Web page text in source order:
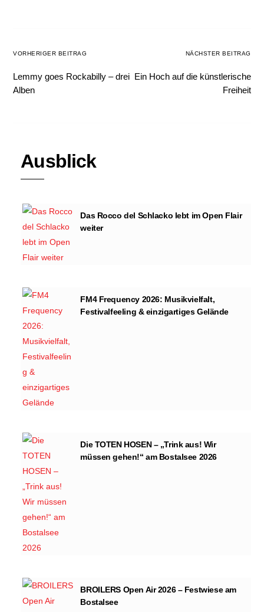
VORHERIGER BEITRAG
Lemmy goes Rockabilly – drei
Alben
NÄCHSTER BEITRAG
Ein Hoch auf die künstlerische
Freiheit
Ausblick
Das Rocco del Schlacko lebt im Open Flair
weiter
FM4 Frequency 2026: Musikvielfalt,
Festivalfeeling & einzigartiges Gelände
Die TOTEN HOSEN – „Trink aus! Wir
müssen gehen!“ am Bostalsee 2026
BROILERS Open Air 2026 – Festwiese am
Bostalsee